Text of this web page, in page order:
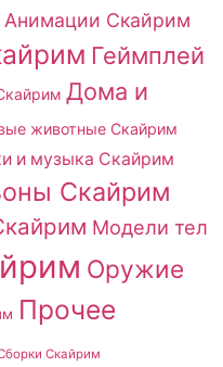
Анимации Скайрим
Геймплей
Дома и
животные Скайрим
и музыка Скайрим
Скайрим
Модели тел
Оружие
Прочее
Скайрим